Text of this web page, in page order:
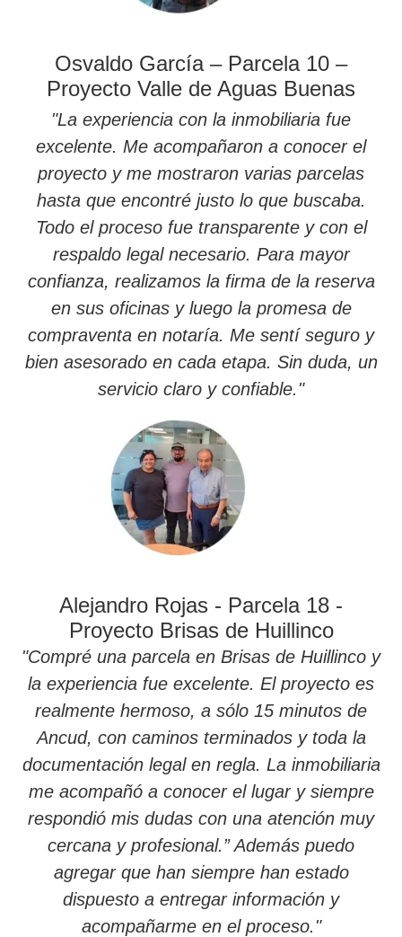
Osvaldo García – Parcela 10 –
Proyecto Valle de Aguas Buenas
"La experiencia con la inmobiliaria fue
excelente. Me acompañaron a conocer el
proyecto y me mostraron varias parcelas
hasta que encontré justo lo que buscaba.
Todo el proceso fue transparente y con el
respaldo legal necesario. Para mayor
confianza, realizamos la firma de la reserva
en sus oficinas y luego la promesa de
compraventa en notaría. Me sentí seguro y
bien asesorado en cada etapa. Sin duda, un
servicio claro y confiable."
Alejandro Rojas - Parcela 18 -
Proyecto Brisas de Huillinco
"Compré una parcela en Brisas de Huillinco y
la experiencia fue excelente. El proyecto es
realmente hermoso, a sólo 15 minutos de
Ancud, con caminos terminados y toda la
documentación legal en regla. La inmobiliaria
me acompañó a conocer el lugar y siempre
respondió mis dudas con una atención muy
cercana y profesional.” Además puedo
agregar que han siempre han estado
dispuesto a entregar información y
acompañarme en el proceso."